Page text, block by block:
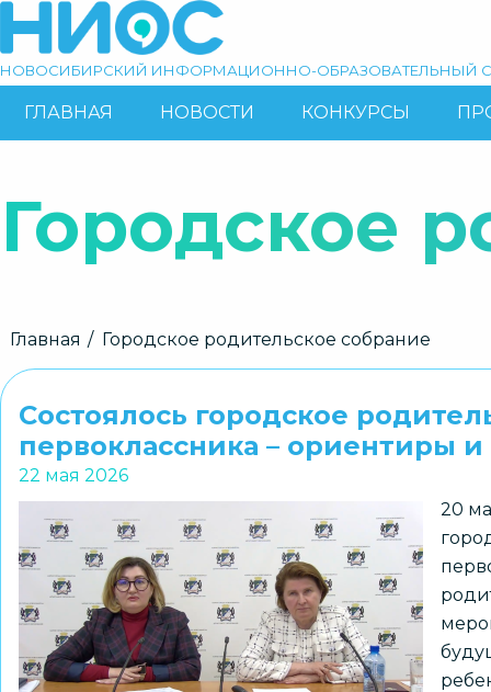
основному
Поиск
НОВОСИБИРСКИЙ ИНФОРМАЦИОННО-ОБРАЗОВАТЕЛЬНЫЙ
ОСНОВНАЯ
ГЛАВНАЯ НОВОСТИ КОНКУРСЫ
Городское
Строка
навигации
Главная Городское родительское собрание
Состоялось городское
первоклассника – ориентиры
22 мая 2026
20